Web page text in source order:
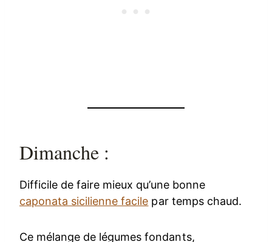
Dimanche :
Difficile de faire mieux qu’une bonne
caponata sicilienne facile par temps chaud.
Ce mélange de légumes fondants,